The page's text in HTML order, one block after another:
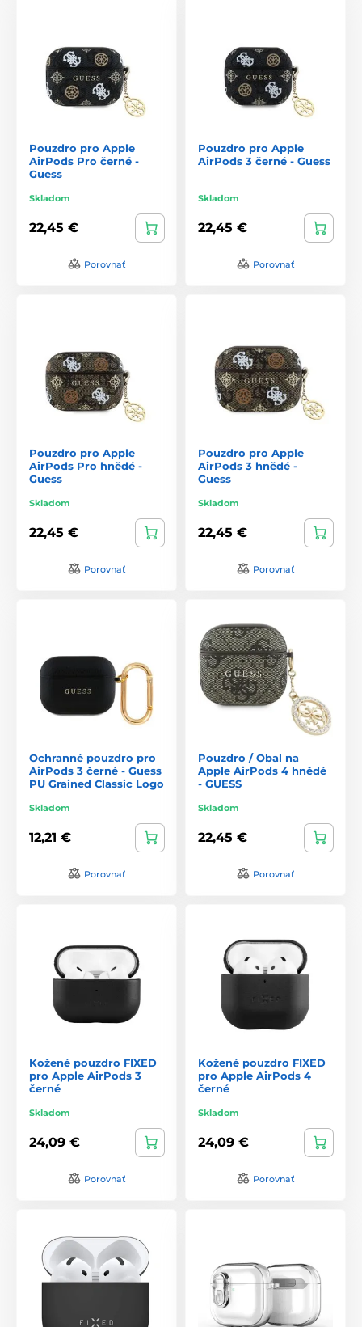
Pouzdro pro Apple
AirPods Pro černé -
Guess
Skladom
22,45 €
Porovnať
Pouzdro pro Apple
AirPods 3 černé - Guess
Skladom
22,45 €
Porovnať
Pouzdro pro Apple
AirPods Pro hnědé -
Guess
Skladom
22,45 €
Porovnať
Pouzdro pro Apple
AirPods 3 hnědé -
Guess
Skladom
22,45 €
Porovnať
Ochranné pouzdro pro
AirPods 3 černé - Guess
PU Grained Classic Logo
Skladom
12,21 €
Porovnať
Pouzdro / Obal na
Apple AirPods 4 hnědé
- GUESS
Skladom
22,45 €
Porovnať
Kožené pouzdro FIXED
pro Apple AirPods 3
černé
Skladom
24,09 €
Porovnať
Kožené pouzdro FIXED
pro Apple AirPods 4
černé
Skladom
24,09 €
Porovnať